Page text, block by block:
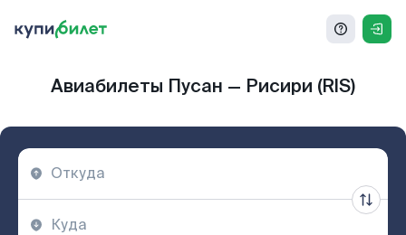
Авиабилеты Пусан — Рисири (RIS)